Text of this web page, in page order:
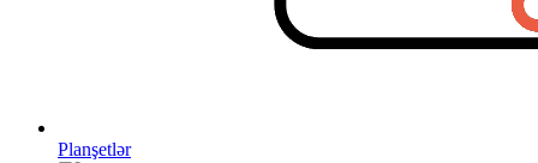
Planşetlər